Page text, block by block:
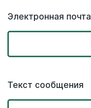
Электронная почта
Текст сообщения